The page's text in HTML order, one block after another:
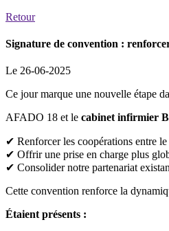
Retour
Signature de convention :
Le 26-06-2025
Ce jour marque une nouvelle étape
AFADO 18 et le cabinet infirmier
✔ Renforcer les coopérations entre
✔ Offrir une prise en charge plus
✔ Consolider notre partenariat
Cette convention renforce la
Étaient présents :